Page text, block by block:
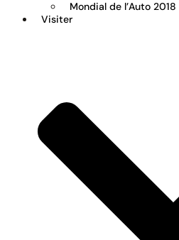
Mondial de l’Auto 2018
Visiter